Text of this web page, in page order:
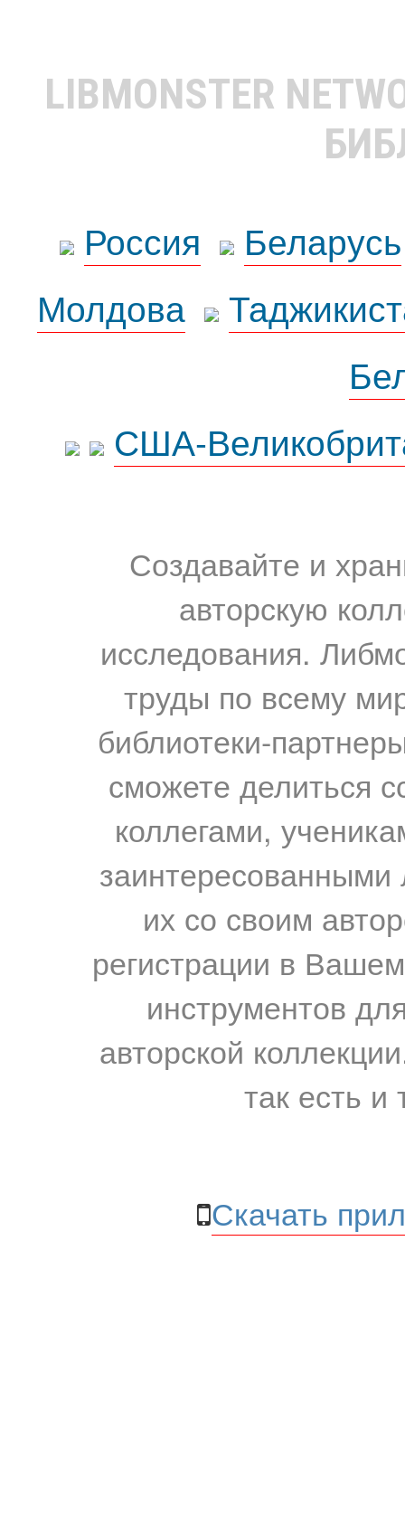
LIBMONSTER
Россия
Беларусь
Молдова
США-
Создавайте и
авторскую
исследования.
труды по всему
библиотеки-
сможете делиться
коллегами,
их со своим
регистрации в
инструментов
авторской
так есть и
Скачать